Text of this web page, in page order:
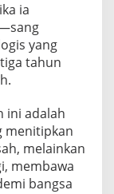
ia
yang
tahun
ini adalah
menitipkan
melainkan
membawa
bangsa